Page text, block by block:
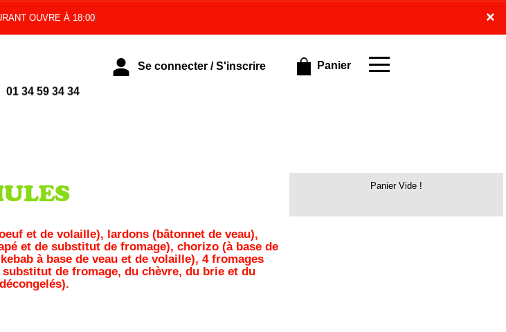
×
OUVRE À 18:00
01 34 59 34 34
Se connecter / S'inscrire Panier
×
et de volaille), lardons (bâtonnet de veau),
et de substitut de fromage), chorizo (à base de
à base de veau et de volaille), 4 fromages
de fromage, du chèvre, du brie et du
Panier Vide !